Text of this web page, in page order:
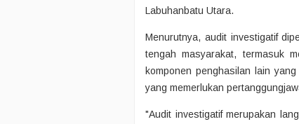
Labuhanbatu Utara.
Menurutnya, audit investigatif
tengah masyarakat, termasuk
komponen penghasilan lain
yang memerlukan
"Audit investigatif merupakan